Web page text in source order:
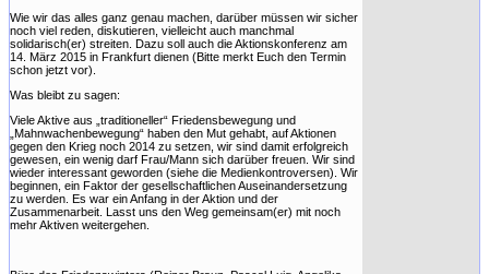
Wie wir das alles ganz genau machen, darüber müssen wir sicher
noch viel reden, diskutieren, vielleicht auch manchmal
solidarisch(er) streiten. Dazu soll auch die Aktionskonferenz am
14. März 2015 in Frankfurt dienen (Bitte merkt Euch den Termin
schon jetzt vor).
Was bleibt zu sagen:
Viele Aktive aus „traditioneller“ Friedensbewegung und
„Mahnwachenbewegung“ haben den Mut gehabt, auf Aktionen
gegen den Krieg noch 2014 zu setzen, wir sind damit erfolgreich
gewesen, ein wenig darf Frau/Mann sich darüber freuen. Wir sind
wieder interessant geworden (siehe die Medienkontroversen). Wir
beginnen, ein Faktor der gesellschaftlichen Auseinandersetzung
zu werden. Es war ein Anfang in der Aktion und der
Zusammenarbeit. Lasst uns den Weg gemeinsam(er) mit noch
mehr Aktiven weitergehen.